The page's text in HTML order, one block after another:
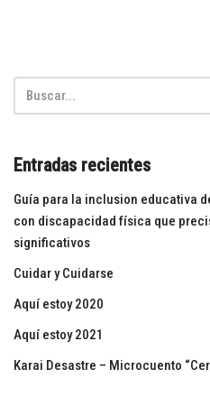
Entradas recientes
Guía para la inclusion educativa
con discapacidad física que
significativos
Cuidar y Cuidarse
Aquí estoy 2020
Aquí estoy 2021
Karai Desastre – Microcuento